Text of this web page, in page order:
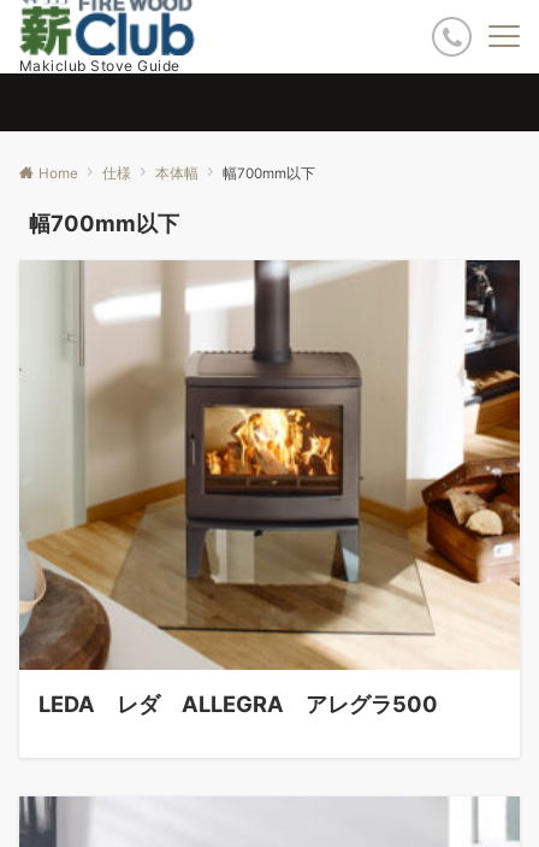
Makiclub Stove Guide
Home 仕様 本体幅 幅700mm以下
幅700mm以下
LEDA レダ ALLEGRA アレグラ500